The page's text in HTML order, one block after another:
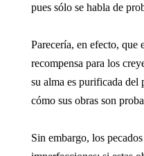
pues sólo se habla de
Parecería, en efecto, que
recompensa para los
su alma es purificada del
cómo sus obras son
Sin embargo, los